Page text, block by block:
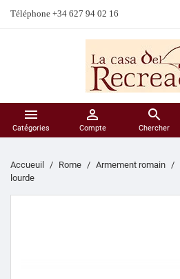
Téléphone +34 627 94 02 16

Catégories

Compte

Chercher
Accueuil Rome Armement romain
lourde